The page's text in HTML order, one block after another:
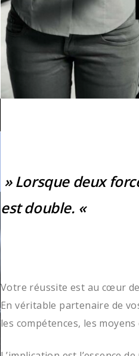
» Lorsque deux
est double. «
Votre réussite est au cœur
En véritable partenaire de
les compétences, les